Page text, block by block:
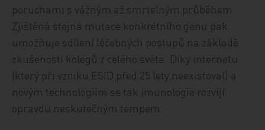
poruchami s vážným až smrtelným průběhem.
Zjištěná stejná mutace konkrétního genu pak
umožňuje sdílení léčebných postupů na základě
zkušeností kolegů z celého světa. Díky internetu
(který při vzniku ESID před 25 lety neexistoval) a
novým technologiím se tak imunologie rozvíjí
opravdu neskutečným tempem.